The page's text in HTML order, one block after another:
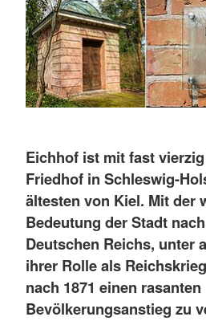
Eichhof ist mit fast
Friedhof in Schleswig-
ältesten von Kiel. Mit der
Bedeutung der Stadt
Deutschen Reichs, unter
ihrer Rolle als
nach 1871 einen rasanten
Bevölkerungsanstieg zu